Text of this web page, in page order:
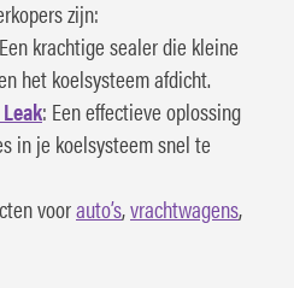
zijn:
krachtige sealer die kleine
het koelsysteem afdicht.
: Een effectieve oplossing
in je koelsysteem snel te
voorauto’s,vrachtwagens,